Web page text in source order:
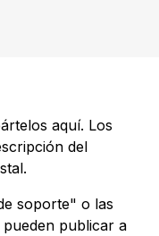
aquí. Los
del
soporte" o las
publicar a